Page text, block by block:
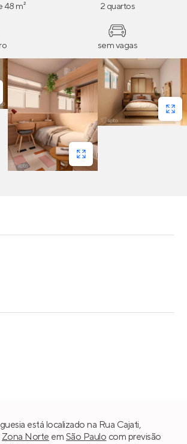
48 m² 2 quartos
sem vagas
está localizado na Rua Cajati,
Zona Norte em São Paulo com previsão